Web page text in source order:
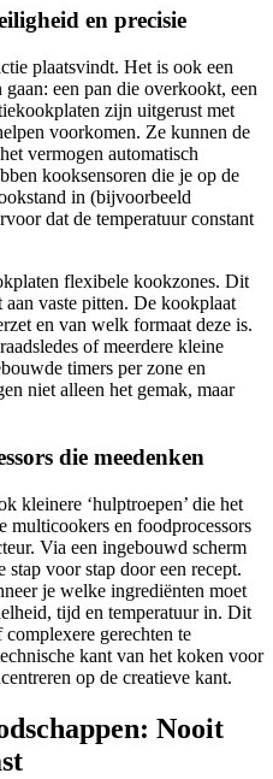
en precisie
plaatsvindt. Het is ook een
een pan die overkookt, een
zijn uitgerust met
voorkomen. Ze kunnen de
vermogen automatisch
kooksensoren die je op de
in (bijvoorbeeld
dat de temperatuur constant
flexibele kookzones. Dit
aan vaste pitten. De kookplaat
en van welk formaat deze is.
of meerdere kleine
timers per zone en
niet alleen het gemak, maar
die meedenken
kleinere ‘hulptroepen’ die het
en foodprocessors
Via een ingebouwd scherm
voor stap door een recept.
je welke ingrediënten moet
tijd en temperatuur in. Dit
gerechten te
kant van het koken voor
op de creatieve kant.
Nooit